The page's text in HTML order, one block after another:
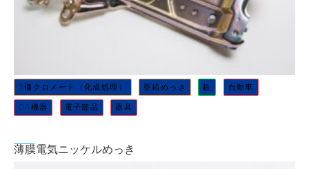
3価クロメート（化成処理） 亜鉛めっき 鉄 自動車
OA機器 電子部品 器具
薄膜電気ニッケルめっき